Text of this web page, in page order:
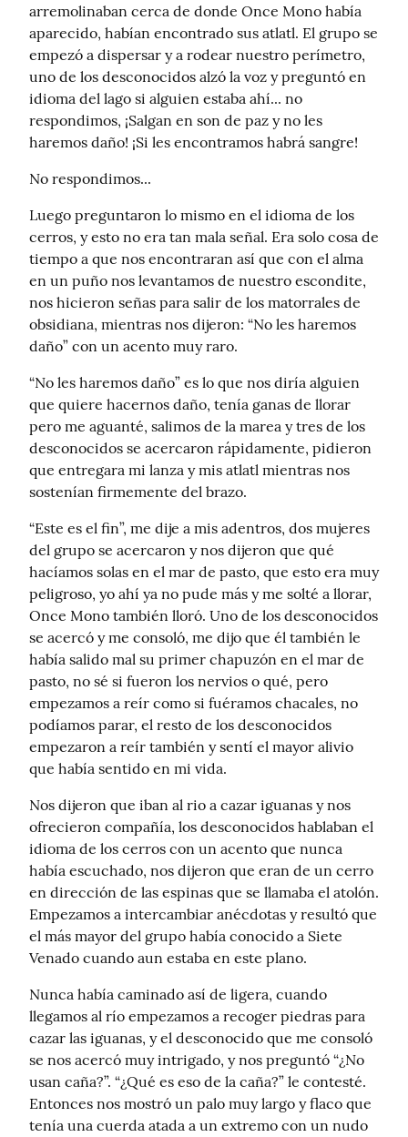
arremolinaban cerca de donde Once Mono había
aparecido, habían encontrado sus atlatl. El grupo se
empezó a dispersar y a rodear nuestro perímetro,
uno de los desconocidos alzó la voz y preguntó en
idioma del lago si alguien estaba ahí... no
respondimos, ¡Salgan en son de paz y no les
haremos daño! ¡Si les encontramos habrá sangre!
No respondimos...
Luego preguntaron lo mismo en el idioma de los
cerros, y esto no era tan mala señal. Era solo cosa de
tiempo a que nos encontraran así que con el alma
en un puño nos levantamos de nuestro escondite,
nos hicieron señas para salir de los matorrales de
obsidiana, mientras nos dijeron: “No les haremos
daño” con un acento muy raro.
“No les haremos daño” es lo que nos diría alguien
que quiere hacernos daño, tenía ganas de llorar
pero me aguanté, salimos de la marea y tres de los
desconocidos se acercaron rápidamente, pidieron
que entregara mi lanza y mis atlatl mientras nos
sostenían firmemente del brazo.
“Este es el fin”, me dije a mis adentros, dos mujeres
del grupo se acercaron y nos dijeron que qué
hacíamos solas en el mar de pasto, que esto era muy
peligroso, yo ahí ya no pude más y me solté a llorar,
Once Mono también lloró. Uno de los desconocidos
se acercó y me consoló, me dijo que él también le
había salido mal su primer chapuzón en el mar de
pasto, no sé si fueron los nervios o qué, pero
empezamos a reír como si fuéramos chacales, no
podíamos parar, el resto de los desconocidos
empezaron a reír también y sentí el mayor alivio
que había sentido en mi vida.
Nos dijeron que iban al rio a cazar iguanas y nos
ofrecieron compañía, los desconocidos hablaban el
idioma de los cerros con un acento que nunca
había escuchado, nos dijeron que eran de un cerro
en dirección de las espinas que se llamaba el atolón.
Empezamos a intercambiar anécdotas y resultó que
el más mayor del grupo había conocido a Siete
Venado cuando aun estaba en este plano.
Nunca había caminado así de ligera, cuando
llegamos al río empezamos a recoger piedras para
cazar las iguanas, y el desconocido que me consoló
se nos acercó muy intrigado, y nos preguntó “¿No
usan caña?”. “¿Qué es eso de la caña?” le contesté.
Entonces nos mostró un palo muy largo y flaco que
tenía una cuerda atada a un extremo con un nudo